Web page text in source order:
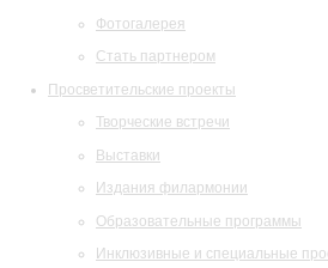
Фотогалерея
Стать партнером
Просветительские проекты
Творческие встречи
Выставки
Издания филармонии
Образовательные программы
Инклюзивные и специальные